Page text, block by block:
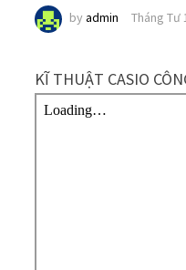
byadmin Tháng Tư
KĨ THUẬT CASIO